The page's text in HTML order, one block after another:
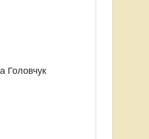
Головчук